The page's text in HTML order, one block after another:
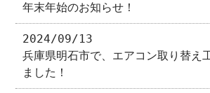
年末年始のお知らせ！
2024/09/13
兵庫県明石市で、エアコン取り替え
ました！